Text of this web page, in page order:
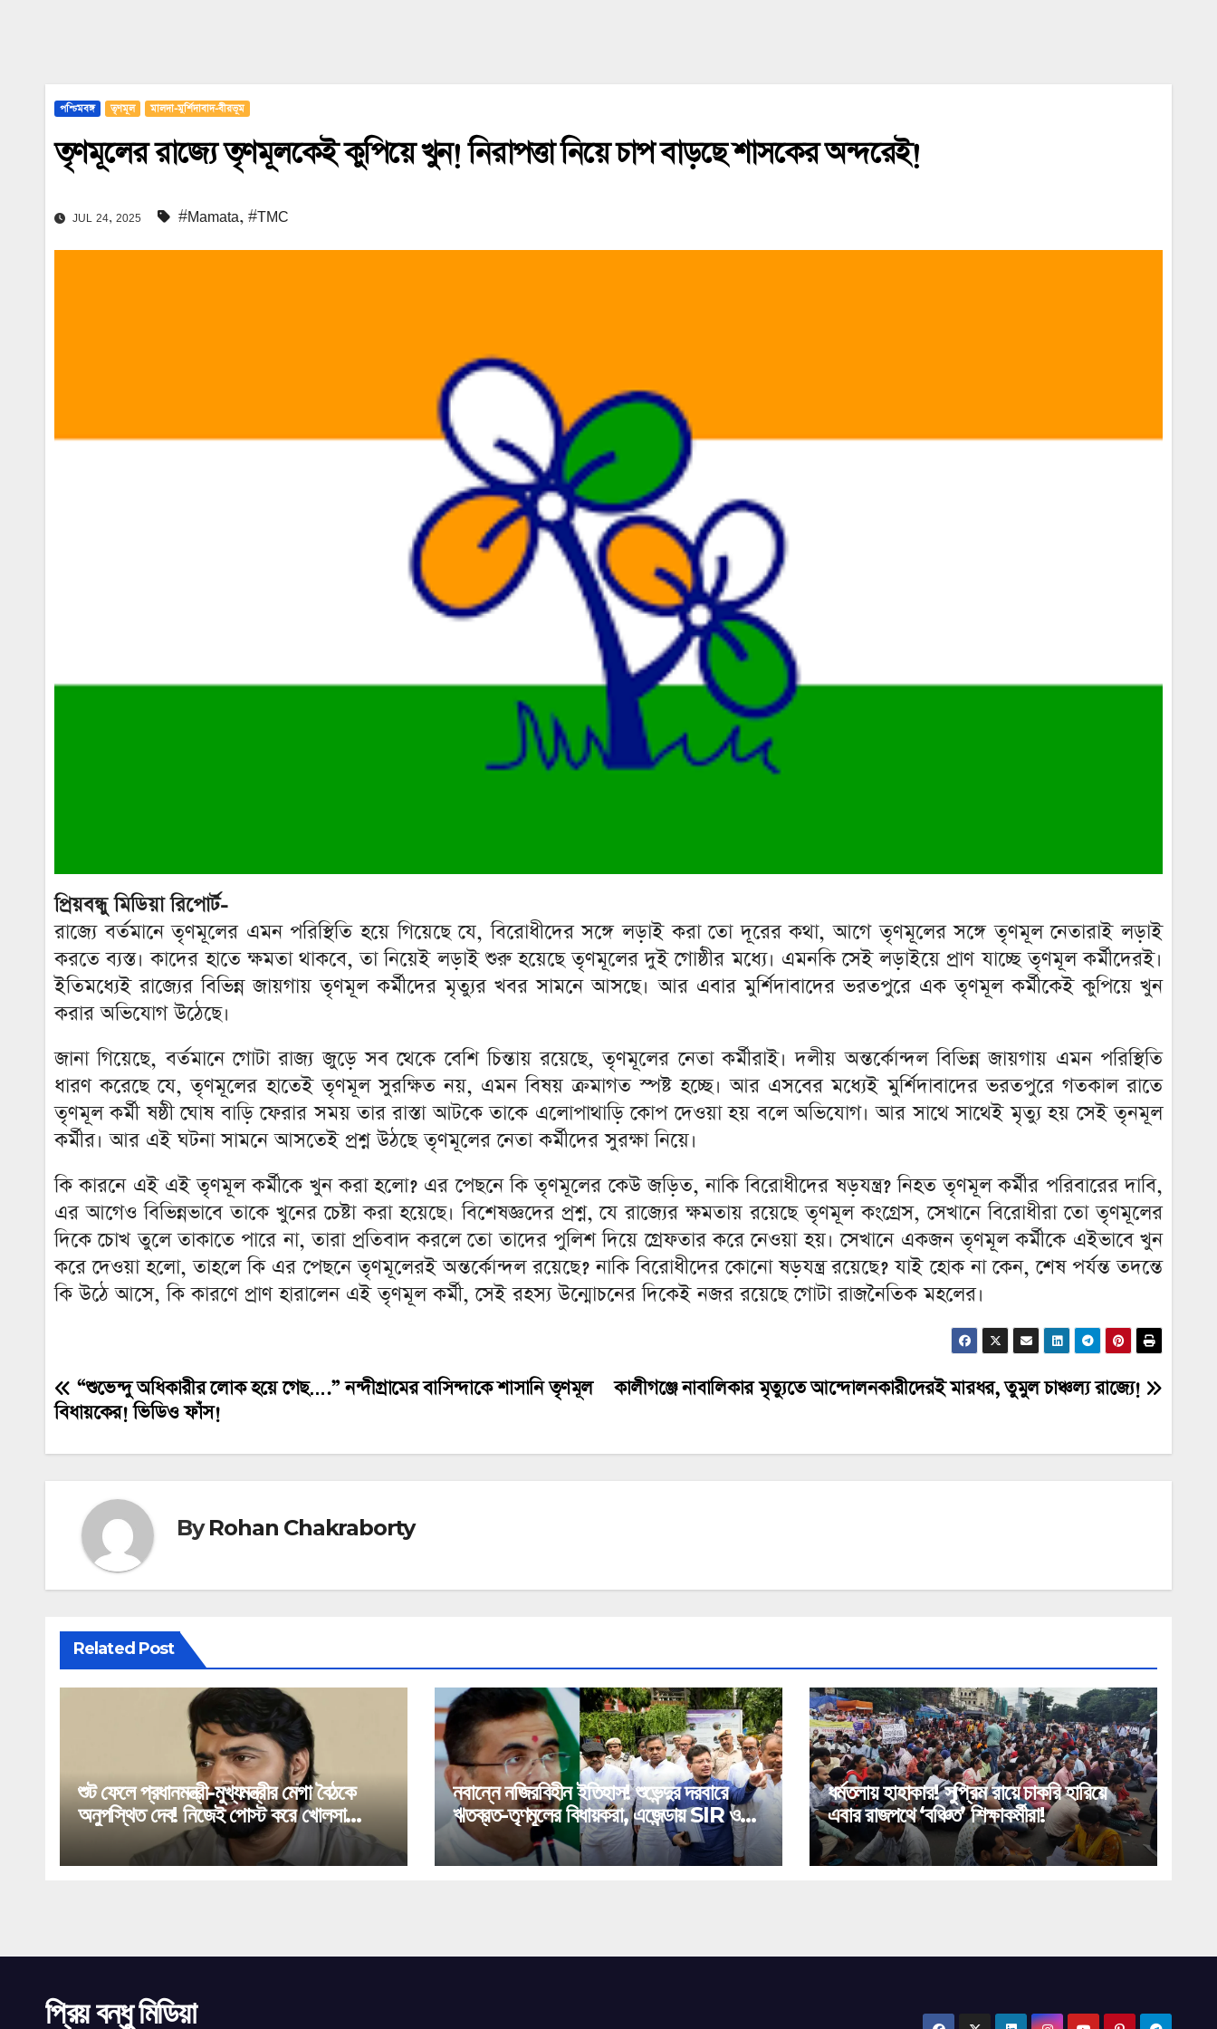
পশ্চিমবঙ্গ তৃণমূল মালদা-মুর্শিদাবাদ-বীরভূম
তৃণমূলের রাজ্যে তৃণমূলকেই কুপিয়ে খুন! নিরাপত্তা নিয়ে চাপ বাড়ছে শাসকের অন্দরেই!
JUL 24, 2025 #Mamata, #TMC
প্রিয়বন্ধু মিডিয়া রিপোর্ট-
রাজ্যে বর্তমানে তৃণমূলের এমন পরিস্থিতি হয়ে গিয়েছে যে, বিরোধীদের সঙ্গে লড়াই করা তো দূরের কথা, আগে তৃণমূলের সঙ্গে তৃণমূল নেতারাই লড়াই
করতে ব্যস্ত। কাদের হাতে ক্ষমতা থাকবে, তা নিয়েই লড়াই শুরু হয়েছে তৃণমূলের দুই গোষ্ঠীর মধ্যে। এমনকি সেই লড়াইয়ে প্রাণ যাচ্ছে তৃণমূল কর্মীদেরই।
ইতিমধ্যেই রাজ্যের বিভিন্ন জায়গায় তৃণমূল কর্মীদের মৃত্যুর খবর সামনে আসছে। আর এবার মুর্শিদাবাদের ভরতপুরে এক তৃণমূল কর্মীকেই কুপিয়ে খুন
করার অভিযোগ উঠেছে।
জানা গিয়েছে, বর্তমানে গোটা রাজ্য জুড়ে সব থেকে বেশি চিন্তায় রয়েছে, তৃণমূলের নেতা কর্মীরাই। দলীয় অন্তর্কোন্দল বিভিন্ন জায়গায় এমন পরিস্থিতি
ধারণ করেছে যে, তৃণমূলের হাতেই তৃণমূল সুরক্ষিত নয়, এমন বিষয় ক্রমাগত স্পষ্ট হচ্ছে। আর এসবের মধ্যেই মুর্শিদাবাদের ভরতপুরে গতকাল রাতে
তৃণমূল কর্মী ষষ্ঠী ঘোষ বাড়ি ফেরার সময় তার রাস্তা আটকে তাকে এলোপাথাড়ি কোপ দেওয়া হয় বলে অভিযোগ। আর সাথে সাথেই মৃত্যু হয় সেই তৃনমূল
কর্মীর। আর এই ঘটনা সামনে আসতেই প্রশ্ন উঠছে তৃণমূলের নেতা কর্মীদের সুরক্ষা নিয়ে।
কি কারনে এই এই তৃণমূল কর্মীকে খুন করা হলো? এর পেছনে কি তৃণমূলের কেউ জড়িত, নাকি বিরোধীদের ষড়যন্ত্র? নিহত তৃণমূল কর্মীর পরিবারের দাবি,
এর আগেও বিভিন্নভাবে তাকে খুনের চেষ্টা করা হয়েছে। বিশেষজ্ঞদের প্রশ্ন, যে রাজ্যের ক্ষমতায় রয়েছে তৃণমূল কংগ্রেস, সেখানে বিরোধীরা তো তৃণমূলের
দিকে চোখ তুলে তাকাতে পারে না, তারা প্রতিবাদ করলে তো তাদের পুলিশ দিয়ে গ্রেফতার করে নেওয়া হয়। সেখানে একজন তৃণমূল কর্মীকে এইভাবে খুন
করে দেওয়া হলো, তাহলে কি এর পেছনে তৃণমূলেরই অন্তর্কোন্দল রয়েছে? নাকি বিরোধীদের কোনো ষড়যন্ত্র রয়েছে? যাই হোক না কেন, শেষ পর্যন্ত তদন্তে
কি উঠে আসে, কি কারণে প্রাণ হারালেন এই তৃণমূল কর্মী, সেই রহস্য উন্মোচনের দিকেই নজর রয়েছে গোটা রাজনৈতিক মহলের।
Post
navigation
কালীগঞ্জে নাবালিকার মৃত্যুতে আন্দোলনকারীদেরই মারধর, তুমুল চাঞ্চল্য রাজ্যে!
“শুভেন্দু অধিকারীর লোক হয়ে গেছ….” নন্দীগ্রামের বাসিন্দাকে শাসানি তৃণমূল
বিধায়কের! ভিডিও ফাঁস!
ByRohan Chakraborty
Related Post
শুট ফেলে প্রধানমন্ত্রী-মুখ্যমন্ত্রীর মেগা বৈঠকে
অনুপস্থিত দেব! নিজেই পোস্ট করে খোলসা
করলেন ঘাটালের সাংসদ!
নবান্নে নজিরবিহীন ইতিহাস! শুভেন্দুর দরবারে
ঋতব্রত-তৃণমূলের বিধায়করা, এজেন্ডায় SIR ও
মেগা অ্যাকশন প্ল্যান!
ধর্মতলায় হাহাকার! সুপ্রিম রায়ে চাকরি হারিয়ে
এবার রাজপথে ‘বঞ্চিত’ শিক্ষাকর্মীরা!
প্রিয় বন্ধু মিডিয়া